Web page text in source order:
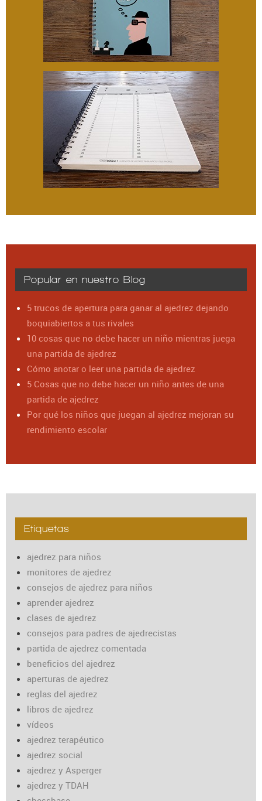
Popular en nuestro Blog
5 trucos de apertura para ganar al ajedrez dejando
boquiabiertos a tus rivales
10 cosas que no debe hacer un niño mientras juega
una partida de ajedrez
Cómo anotar o leer una partida de ajedrez
5 Cosas que no debe hacer un niño antes de una
partida de ajedrez
Por qué los niños que juegan al ajedrez mejoran su
rendimiento escolar
Etiquetas
ajedrez para niños
monitores de ajedrez
consejos de ajedrez para niños
aprender ajedrez
clases de ajedrez
consejos para padres de ajedrecistas
partida de ajedrez comentada
beneficios del ajedrez
aperturas de ajedrez
reglas del ajedrez
libros de ajedrez
vídeos
ajedrez terapéutico
ajedrez social
ajedrez y Asperger
ajedrez y TDAH